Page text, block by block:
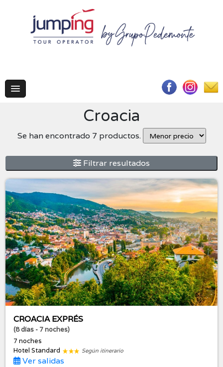
Croacia
Se han encontrado 7 productos.
Filtrar resultados
CROACIA EXPRÉS
(8 días - 7 noches)
7 noches
Hotel Standard
Según itinerario
Ver salidas